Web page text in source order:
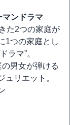
マンドラマ
た2つの家庭が
1つの家庭とし
ラマ”。
男女が弾ける
ュリエット。